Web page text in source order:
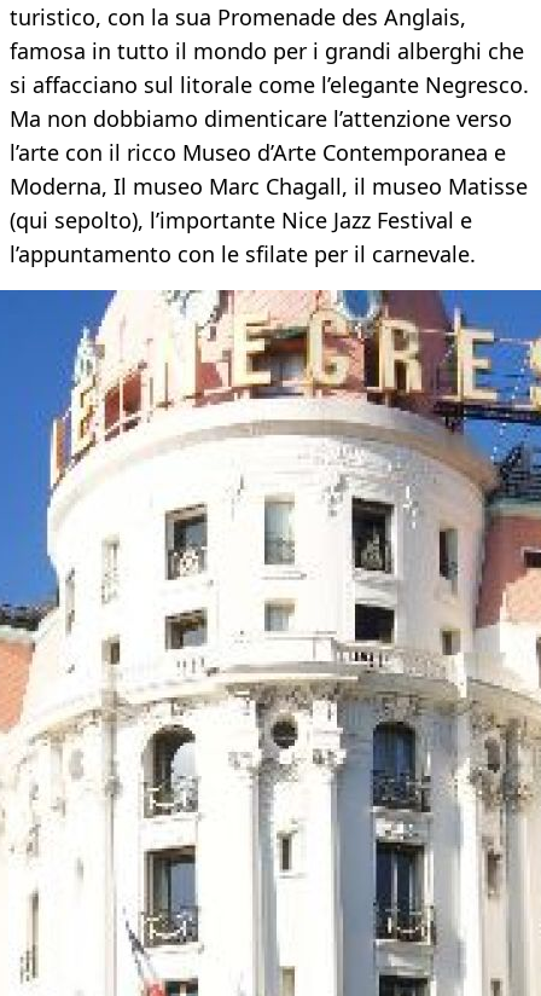
turistico, con la sua Promenade des Anglais,
famosa in tutto il mondo per i grandi alberghi che
si affacciano sul litorale come l’elegante Negresco.
Ma non dobbiamo dimenticare l’attenzione verso
l’arte con il ricco Museo d’Arte Contemporanea e
Moderna, Il museo Marc Chagall, il museo Matisse
(qui sepolto), l’importante Nice Jazz Festival e
l’appuntamento con le sfilate per il carnevale.